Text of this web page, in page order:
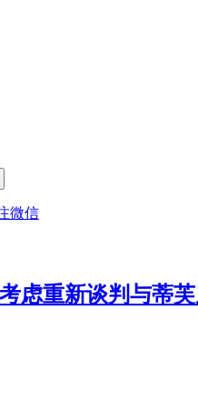
微信
虑重新谈判与蒂